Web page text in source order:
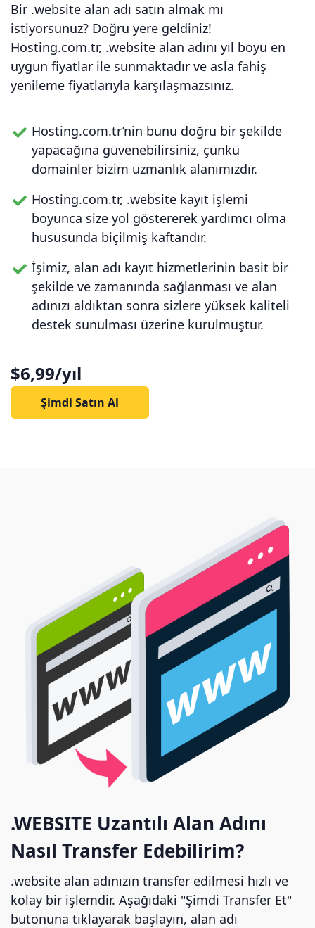
Bir .website alan adı satın almak mı
istiyorsunuz? Doğru yere geldiniz!
Hosting.com.tr, .website alan adını yıl boyu en
uygun fiyatlar ile sunmaktadır ve asla fahiş
yenileme fiyatlarıyla karşılaşmazsınız.
Hosting.com.tr’nin bunu doğru bir şekilde
yapacağına güvenebilirsiniz, çünkü
domainler bizim uzmanlık alanımızdır.
Hosting.com.tr, .website kayıt işlemi
boyunca size yol göstererek yardımcı olma
hususunda biçilmiş kaftandır.
İşimiz, alan adı kayıt hizmetlerinin basit bir
şekilde ve zamanında sağlanması ve alan
adınızı aldıktan sonra sizlere yüksek kaliteli
destek sunulması üzerine kurulmuştur.
$6,99/yıl
Şimdi Satın Al
.WEBSITE Uzantılı Alan Adını
Nasıl Transfer Edebilirim?
.website alan adınızın transfer edilmesi hızlı ve
kolay bir işlemdir. Aşağıdaki "Şimdi Transfer Et"
butonuna tıklayarak başlayın, alan adı